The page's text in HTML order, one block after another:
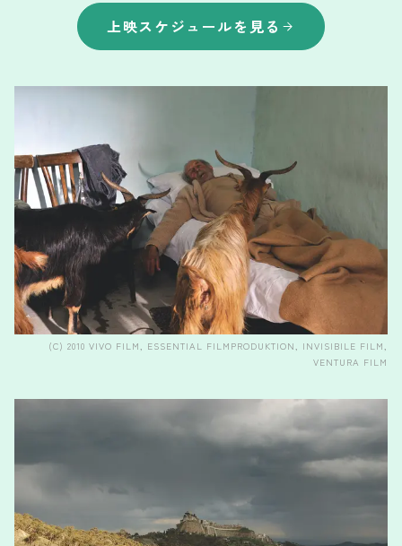
上映スケジュールを見る
(C) 2010 VIVO FILM, ESSENTIAL FILMPRODUKTION, INVISIBILE FILM,
VENTURA FILM